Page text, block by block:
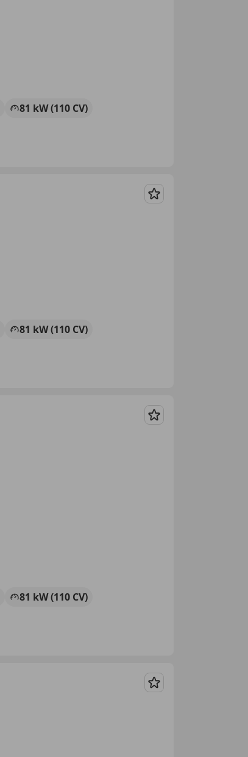
81 kW (110 CV)
Guardar
81 kW (110 CV)
Guardar
81 kW (110 CV)
Guardar